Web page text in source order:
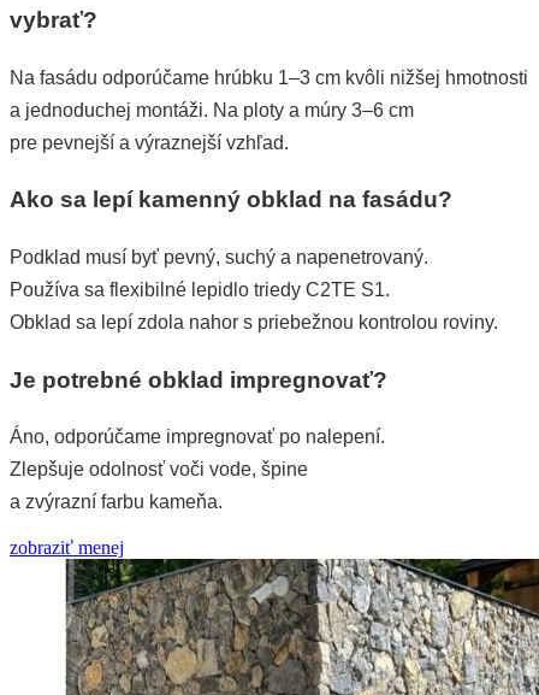
vybrať?
Na fasádu odporúčame hrúbku 1–3 cm kvôli nižšej hmotnosti
a jednoduchej montáži. Na ploty a múry 3–6 cm
pre pevnejší a výraznejší vzhľad.
Ako sa lepí kamenný obklad na fasádu?
Podklad musí byť pevný, suchý a napenetrovaný.
Používa sa flexibilné lepidlo triedy C2TE S1.
Obklad sa lepí zdola nahor s priebežnou kontrolou roviny.
Je potrebné obklad impregnovať?
Áno, odporúčame impregnovať po nalepení.
Zlepšuje odolnosť voči vode, špine
a zvýrazní farbu kameňa.
zobraziť menej